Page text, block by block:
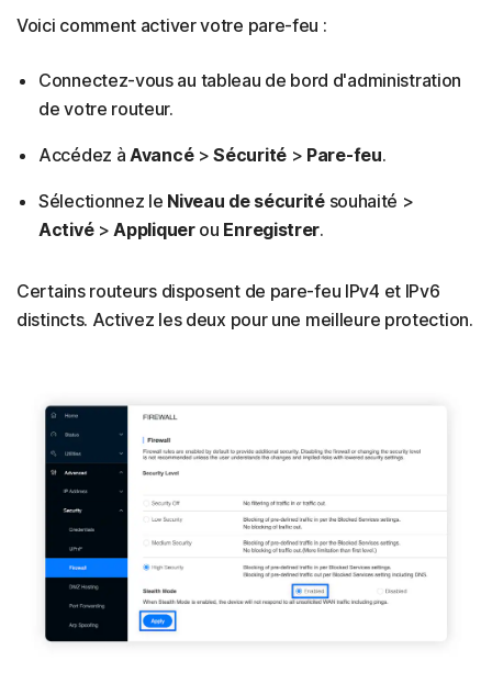
Voici comment activer votre pare-feu :
Connectez-vous au tableau de bord d'administration
de votre routeur.
Accédez à Avancé>Sécurité> Pare-feu.
Sélectionnez le Niveau de sécuritésouhaité >
Activé> Appliquerou Enregistrer.
Certains routeurs disposent de pare-feu IPv4 et IPv6
distincts. Activez les deux pour une meilleure protection.